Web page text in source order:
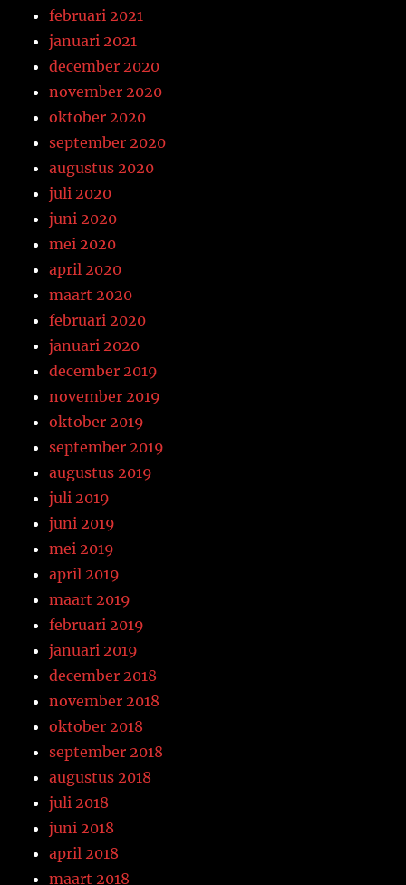
februari 2021
januari 2021
december 2020
november 2020
oktober 2020
september 2020
augustus 2020
juli 2020
juni 2020
mei 2020
april 2020
maart 2020
februari 2020
januari 2020
december 2019
november 2019
oktober 2019
september 2019
augustus 2019
juli 2019
juni 2019
mei 2019
april 2019
maart 2019
februari 2019
januari 2019
december 2018
november 2018
oktober 2018
september 2018
augustus 2018
juli 2018
juni 2018
april 2018
maart 2018